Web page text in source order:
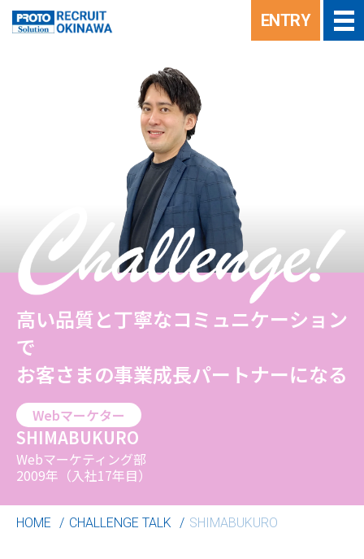
ENTRY
高い品質と丁寧なコミュニケーション
で
お客さまの事業成長パートナーになる
Webマーケター
SHIMABUKURO
Webマーケティング部
2009年（入社17年目）
HOME CHALLENGE TALK SHIMABUKURO